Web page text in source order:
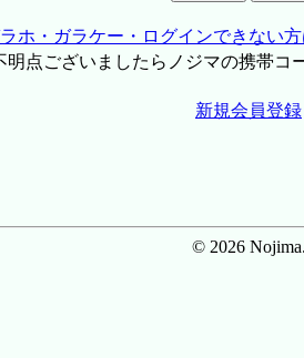
ホ・ガラケー・ログインできない
点ございましたらノジマの携帯コ
新規会員登録
© 2026 Nojima.